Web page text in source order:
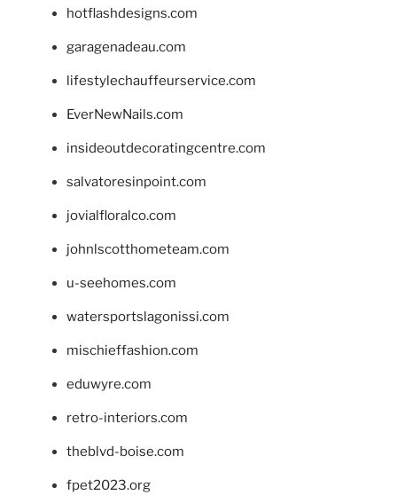
hotflashdesigns.com
garagenadeau.com
lifestylechauffeurservice.com
EverNewNails.com
insideoutdecoratingcentre.com
salvatoresinpoint.com
jovialfloralco.com
johnlscotthometeam.com
u-seehomes.com
watersportslagonissi.com
mischieffashion.com
eduwyre.com
retro-interiors.com
theblvd-boise.com
fpet2023.org